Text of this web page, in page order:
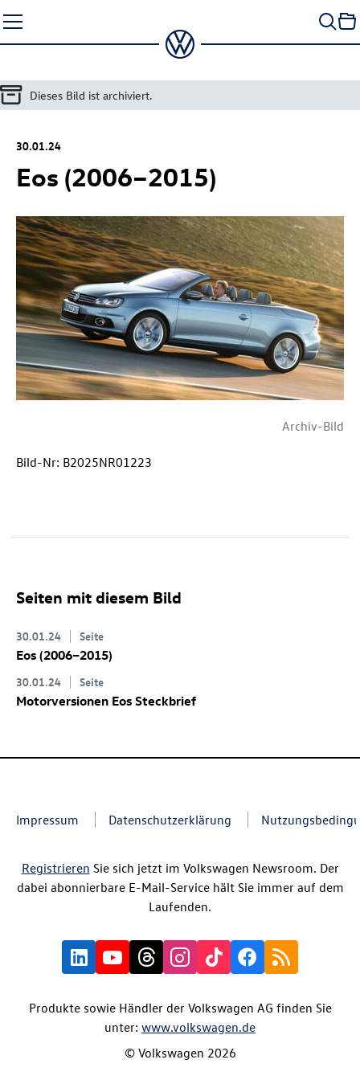
Seiteninhalt
springen
Dieses Bild ist archiviert.
30.01.24
Eos (2006–2015)
Archiv-Bild
Bild-Nr: B2025NR01223
Seiten mit diesem Bild
30.01.24 Seite
Eos (2006–2015)
30.01.24 Seite
Motorversionen Eos Steckbrief
Impressum Datenschutzerklärung
Registrieren Sie sich jetzt im Volkswagen Newsroom. Der
dabei abonnierbare E-Mail-Service hält Sie immer auf dem
Laufenden.
Produkte sowie Händler der Volkswagen AG finden Sie
unter: www.volkswagen.de
© Volkswagen 2026